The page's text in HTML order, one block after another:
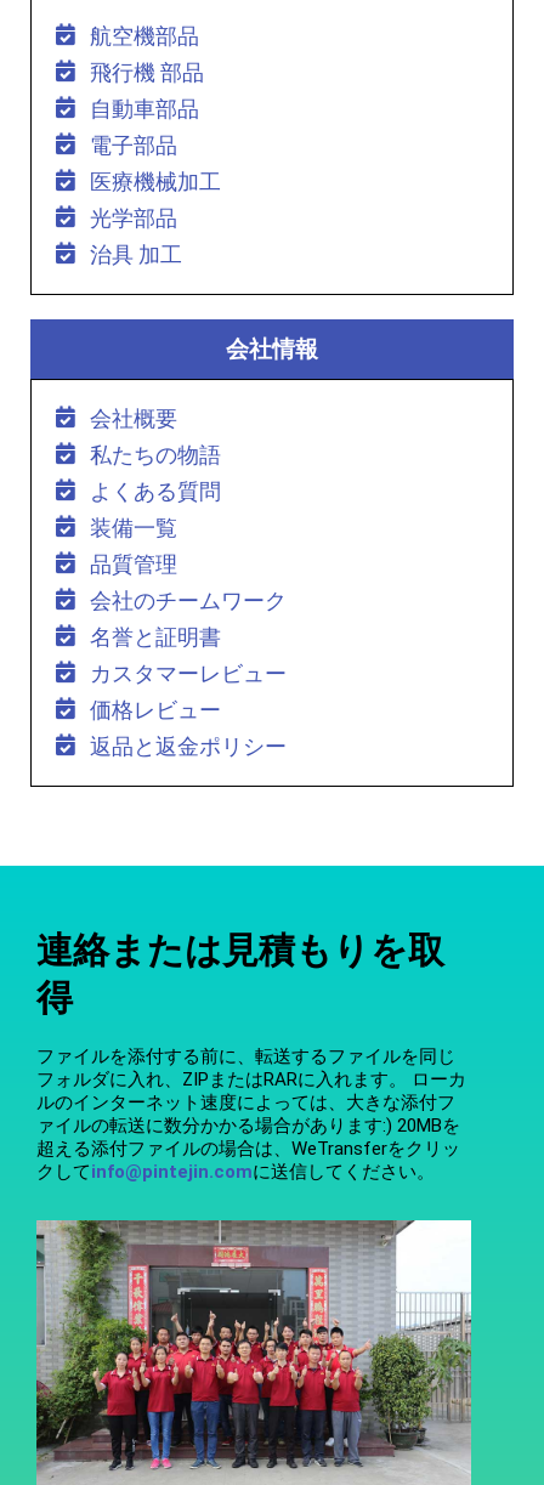
航空機部品
飛行機 部品
自動車部品
電子部品
医療機械加工
光学部品
治具 加工
会社情報
会社概要
私たちの物語
よくある質問
装備一覧
品質管理
会社のチームワーク
名誉と証明書
カスタマーレビュー
価格レビュー
返品と返金ポリシー
連絡または見積もりを取
得
ファイルを添付する前に、転送するファイルを同じ
フォルダに入れ、ZIPまたはRARに入れます。 ローカ
ルのインターネット速度によっては、大きな添付フ
ァイルの転送に数分かかる場合があります:) 20MBを
超える添付ファイルの場合は、WeTransferをクリッ
クしてinfo@pintejin.comに送信してください。